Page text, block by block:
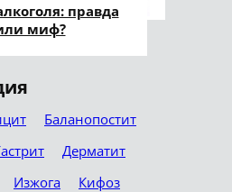
правда
миф?
Баланопостит
Дерматит
Изжога
Кифоз